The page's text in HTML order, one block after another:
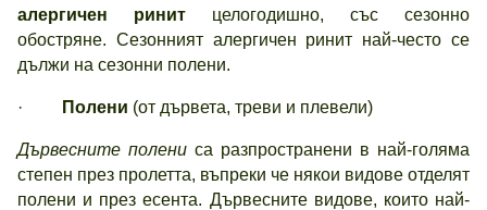
алергичен ринит целогодишно, със сезонно
обостряне. Сезонният алергичен ринит най-често се
дължи на сезонни полени.
· Полени (от дървета, треви и плевели)
Дървесните полени са разпространени в най-голяма
степен през пролетта, въпреки че някои видове отделят
полени и през есента. Дървесните видове, които най-